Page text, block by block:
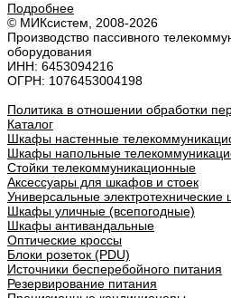
Подробнее
© МИКсистем, 2008-2026
Производство пассивного
оборудования
ИНН: 6453094216
ОГРН: 1076453004198
Политика в отношении обработки
Каталог
Шкафы настенные
Шкафы напольные
Стойки телекоммуникационные
Аксессуары для шкафов и стоек
Универсальные
Шкафы уличные (всепогодные)
Шкафы антивандальные
Оптические кроссы
Блоки розеток (PDU)
Источники бесперебойного питания
Резервирование питания